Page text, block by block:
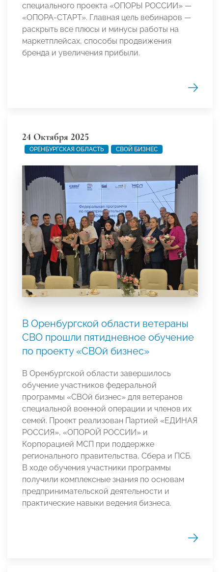
специального проекта «ОПОРЫ РОССИИ» —
«ОПОРА-СТАРТ». Главная цель вебинаров —
раскрыть все плюсы и минусы работы на
маркетплейсах, способы продвижения
бренда и увеличения прибыли.
24 Октября 2025
ОРЕНБУРГСКАЯ ОБЛАСТЬ СВОЙ БИЗНЕС
В Оренбургской области ветераны
СВО прошли пятидневное обучение
по проекту «СВОй бизнес»
В Оренбургской области завершилось
обучение участников федеральной
программы «СВОй бизнес» для ветеранов
специальной военной операции и членов их
семей. Проект реализован Партией «ЕДИНАЯ
РОССИЯ», «ОПОРОЙ РОССИИ» и
Корпорацией МСП при поддержке
регионального правительства, Сбера и ПСБ.
В ходе обучения участники программы
получили комплексные знания по основам
предпринимательской деятельности и
практические навыки ведения бизнеса.